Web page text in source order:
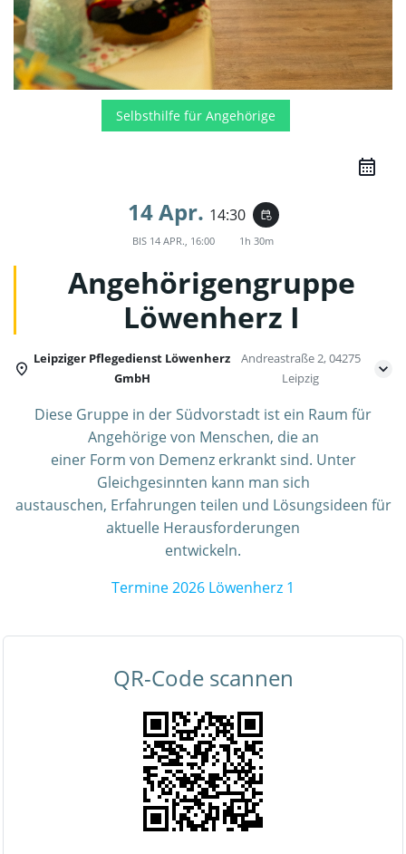
Selbsthilfe für Angehörige
14 Apr. 14:30 event_repeat
BIS 14 APR., 16:00 1h 30m
Angehörigengruppe
Löwenherz I
Leipziger Pflegedienst Löwenherz
GmbH
Andreastraße 2, 04275
Leipzig
Diese Gruppe in der Südvorstadt ist ein Raum für
Angehörige von Menschen, die an
einer Form von Demenz erkrankt sind. Unter
Gleichgesinnten kann man sich
austauschen, Erfahrungen teilen und Lösungsideen für
aktuelle Herausforderungen
entwickeln.
Termine 2026 Löwenherz 1
QR-Code scannen